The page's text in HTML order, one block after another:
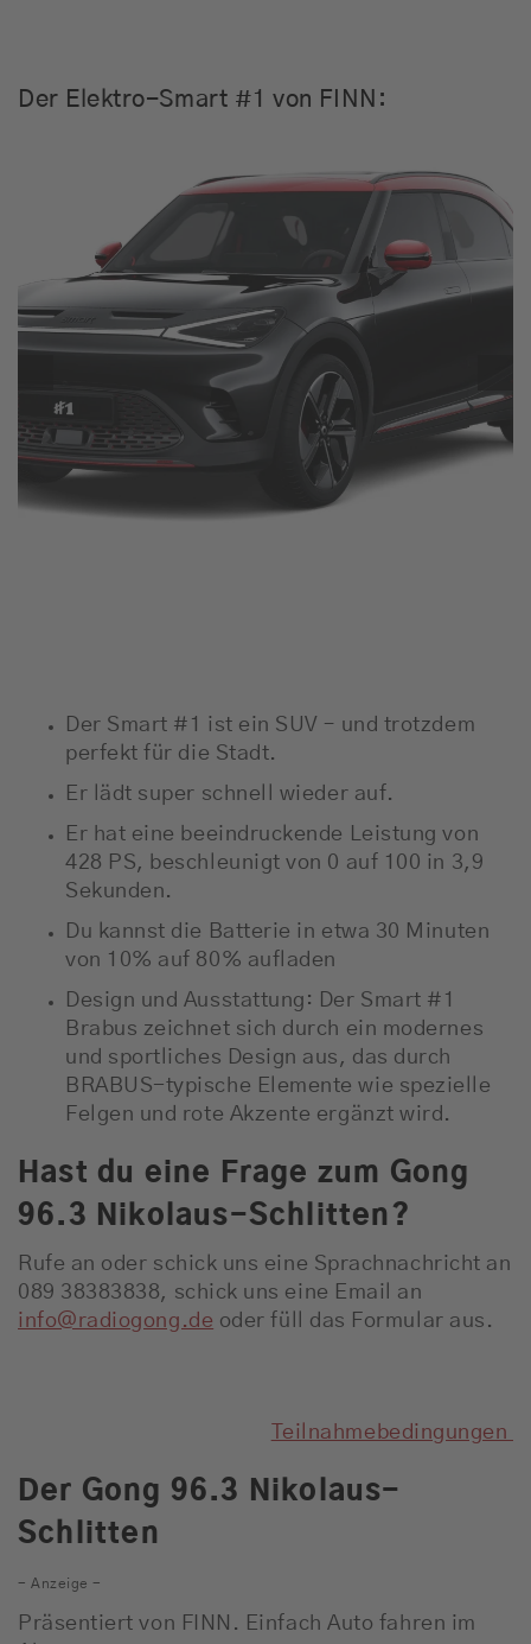
Der Elektro-Smart #1 von FINN:
Der Smart #1 ist ein SUV – und trotzdem
perfekt für die Stadt.
Er lädt super schnell wieder auf.
Er hat eine beeindruckende Leistung von
428 PS, beschleunigt von 0 auf 100 in 3,9
Sekunden.
Du kannst die Batterie in etwa 30 Minuten
von 10% auf 80% aufladen
Design und Ausstattung: Der Smart #1
Brabus zeichnet sich durch ein modernes
und sportliches Design aus, das durch
BRABUS-typische Elemente wie spezielle
Felgen und rote Akzente ergänzt wird.
Hast du eine Frage zum Gong
96.3 Nikolaus-Schlitten?
Rufe an oder schick uns eine Sprachnachricht an
089 38383838, schick uns eine Email an
info@radiogong.de oder füll das Formular aus.
Teilnahmebedingungen
Der Gong 96.3 Nikolaus-
Schlitten
- Anzeige -
Präsentiert von FINN. Einfach Auto fahren im